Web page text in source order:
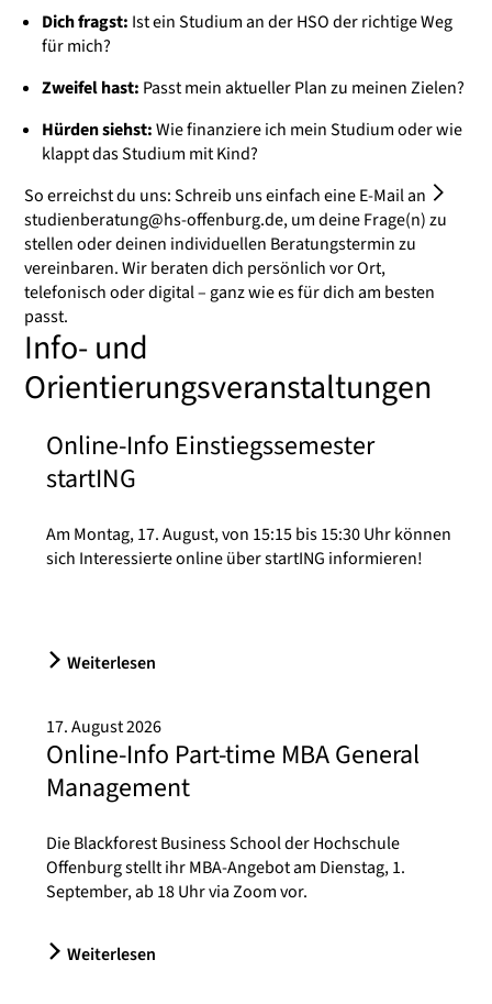
Dich fragst: Ist ein Studium an der HSO der richtige Weg
für mich?
Zweifel hast: Passt mein aktueller Plan zu meinen Zielen?
Hürden siehst:Wie finanziere ich mein Studium oder wie
klappt das Studium mit Kind?
So erreichst du uns: Schreib uns einfach eine E-Mail an
studienberatung@hs-offenburg.de, um deine Frage(n) zu
stellen oder deinen individuellen Beratungstermin zu
vereinbaren. Wir beraten dich persönlich vor Ort,
telefonisch oder digital – ganz wie es für dich am besten
passt.
Info- und
Orientierungsveranstaltungen
Online-Info Einstiegssemester
startING
Am Montag, 17. August, von 15:15 bis 15:30 Uhr können
sich Interessierte online über startING informieren!
Weiterlesen
17. August 2026
Online-Info Part-time MBA General
Management
Die Blackforest Business School der Hochschule
Offenburg stellt ihr MBA-Angebot am Dienstag, 1.
September, ab 18 Uhr via Zoom vor.
Weiterlesen